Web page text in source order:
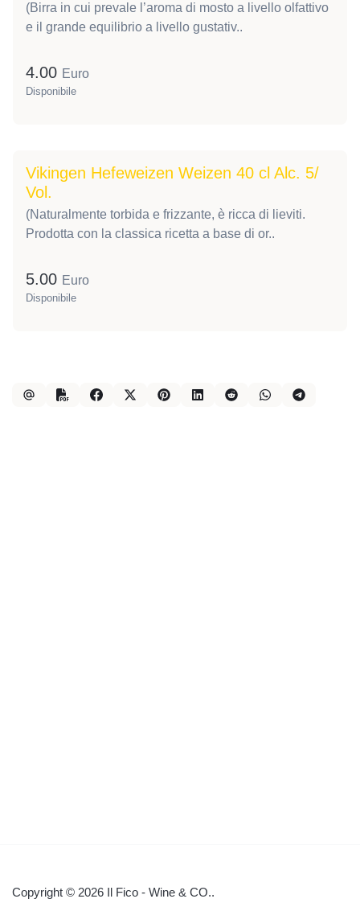
(Birra in cui prevale l’aroma di mosto a livello olfattivo
e il grande equilibrio a livello gustativ..
4.00 Euro
Disponibile
Vikingen Hefeweizen Weizen 40 cl Alc. 5/
Vol.
(Naturalmente torbida e frizzante, è ricca di lieviti.
Prodotta con la classica ricetta a base di or..
5.00 Euro
Disponibile
Copyright © 2026 Il Fico - Wine & CO..